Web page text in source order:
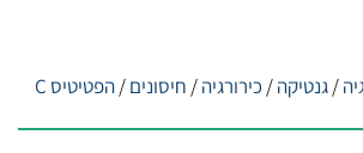
/גנטיקה/ כירורגיה/ חיסונים/הפטיטיס C